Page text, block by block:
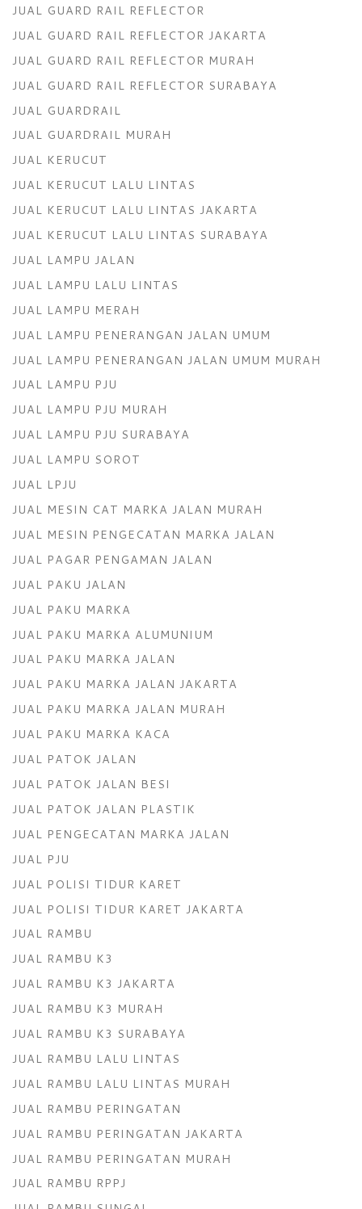
JUAL GUARD RAIL REFLECTOR
JUAL GUARD RAIL REFLECTOR JAKARTA
JUAL GUARD RAIL REFLECTOR MURAH
JUAL GUARD RAIL REFLECTOR SURABAYA
JUAL GUARDRAIL
JUAL GUARDRAIL MURAH
JUAL KERUCUT
JUAL KERUCUT LALU LINTAS
JUAL KERUCUT LALU LINTAS JAKARTA
JUAL KERUCUT LALU LINTAS SURABAYA
JUAL LAMPU JALAN
JUAL LAMPU LALU LINTAS
JUAL LAMPU MERAH
JUAL LAMPU PENERANGAN JALAN UMUM
JUAL LAMPU PENERANGAN JALAN UMUM MURAH
JUAL LAMPU PJU
JUAL LAMPU PJU MURAH
JUAL LAMPU PJU SURABAYA
JUAL LAMPU SOROT
JUAL LPJU
JUAL MESIN CAT MARKA JALAN MURAH
JUAL MESIN PENGECATAN MARKA JALAN
JUAL PAGAR PENGAMAN JALAN
JUAL PAKU JALAN
JUAL PAKU MARKA
JUAL PAKU MARKA ALUMUNIUM
JUAL PAKU MARKA JALAN
JUAL PAKU MARKA JALAN JAKARTA
JUAL PAKU MARKA JALAN MURAH
JUAL PAKU MARKA KACA
JUAL PATOK JALAN
JUAL PATOK JALAN BESI
JUAL PATOK JALAN PLASTIK
JUAL PENGECATAN MARKA JALAN
JUAL PJU
JUAL POLISI TIDUR KARET
JUAL POLISI TIDUR KARET JAKARTA
JUAL RAMBU
JUAL RAMBU K3
JUAL RAMBU K3 JAKARTA
JUAL RAMBU K3 MURAH
JUAL RAMBU K3 SURABAYA
JUAL RAMBU LALU LINTAS
JUAL RAMBU LALU LINTAS MURAH
JUAL RAMBU PERINGATAN
JUAL RAMBU PERINGATAN JAKARTA
JUAL RAMBU PERINGATAN MURAH
JUAL RAMBU RPPJ